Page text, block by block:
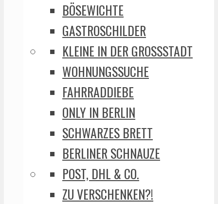
BÖSEWICHTE
GASTROSCHILDER
KLEINE IN DER GROSSSTADT
WOHNUNGSSUCHE
FAHRRADDIEBE
ONLY IN BERLIN
SCHWARZES BRETT
BERLINER SCHNAUZE
POST, DHL & CO.
ZU VERSCHENKEN?!